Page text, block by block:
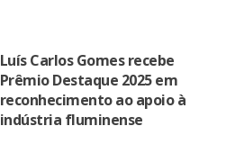
Luís Carlos Gomes recebe
Prêmio Destaque 2025 em
reconhecimento ao apoio à
indústria fluminense